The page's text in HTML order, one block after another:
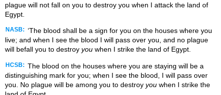
plague will not fall on you to destroy you when I attack the land of
Egypt.
NASB: ‘The blood shall be a sign for you on the houses where you
live; and when I see the blood I will pass over you, and no plague
will befall you to destroy you when I strike the land of Egypt.
HCSB: The blood on the houses where you are staying will be a
distinguishing mark for you; when I see the blood, I will pass over
you. No plague will be among you to destroy you when I strike the